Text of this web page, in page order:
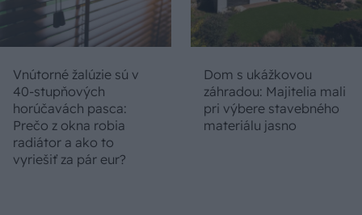
Vnútorné žalúzie sú v
40-stupňových
horúčavách pasca:
Prečo z okna robia
radiátor a ako to
vyriešiť za pár eur?
Dom s ukážkovou
záhradou: Majitelia mali
pri výbere stavebného
materiálu jasno